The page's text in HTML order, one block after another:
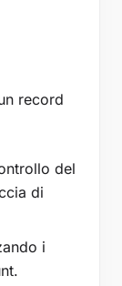
record
del
di
i